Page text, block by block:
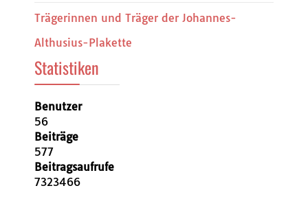
Trägerinnen und Träger der Johannes-
Althusius-Plakette
Statistiken
Benutzer
56
Beiträge
577
Beitragsaufrufe
7323466